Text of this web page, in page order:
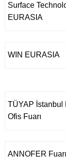
Surface
EURASIA
WIN EURASIA
TÜYAP İstanbul
Ofis Fuarı
ANNOFER Fuarı